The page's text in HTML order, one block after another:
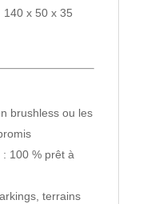
x 50 x 35
brushless ou les
100 % prêt à
terrains